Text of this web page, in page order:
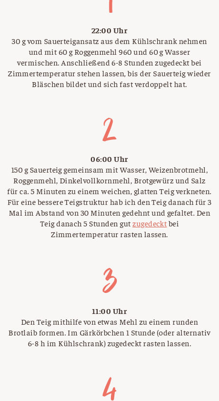
22:00 Uhr
30 g vom Sauerteigansatz aus dem Kühlschrank nehmen
und mit 60 g Roggenmehl 960 und 60 g Wasser
vermischen. Anschließend 6-8 Stunden zugedeckt bei
Zimmertemperatur stehen lassen, bis der Sauerteig wieder
Bläschen bildet und sich fast verdoppelt hat.
06:00 Uhr
150 g Sauerteig gemeinsam mit Wasser, Weizenbrotmehl,
Roggenmehl, Dinkelvollkornmehl, Brotgewürz und Salz
für ca. 5 Minuten zu einem weichen, glatten Teig verkneten.
Für eine bessere Teigstruktur hab ich den Teig danach für 3
Mal im Abstand von 30 Minuten gedehnt und gefaltet. Den
Teig danach 5 Stunden gutzugedeckt bei
Zimmertemperatur rasten lassen.
11:00 Uhr
Den Teig mithilfe von etwas Mehl zu einem runden
Brotlaib formen. Im Gärkörbchen 1 Stunde (oder alternativ
6-8 h im Kühlschrank) zugedeckt rasten lassen.